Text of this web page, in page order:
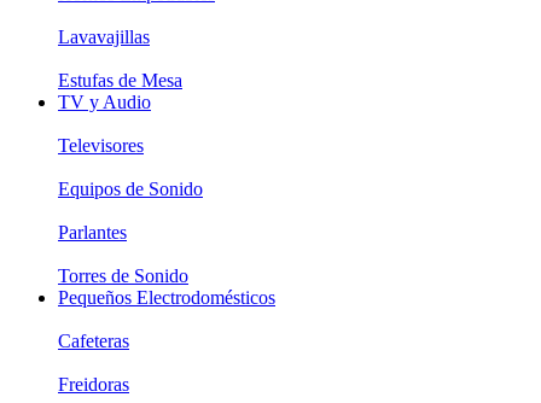
Lavavajillas
Estufas de Mesa
TV y Audio
Televisores
Equipos de Sonido
Parlantes
Torres de Sonido
Pequeños Electrodomésticos
Cafeteras
Freidoras